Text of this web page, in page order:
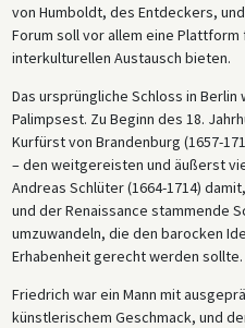
von Humboldt, des Entdeckers,
Forum soll vor allem eine
interkulturellen Austausch bieten.
Das ursprüngliche Schloss in
Palimpsest. Zu Beginn des 18.
Kurfürst von Brandenburg (1657-
– den weitgereisten und äußerst
Andreas Schlüter (1664-1714)
und der Renaissance stammende
umzuwandeln, die den barocken
Erhabenheit gerecht werden sollte.
Friedrich war ein Mann mit
künstlerischem Geschmack, und